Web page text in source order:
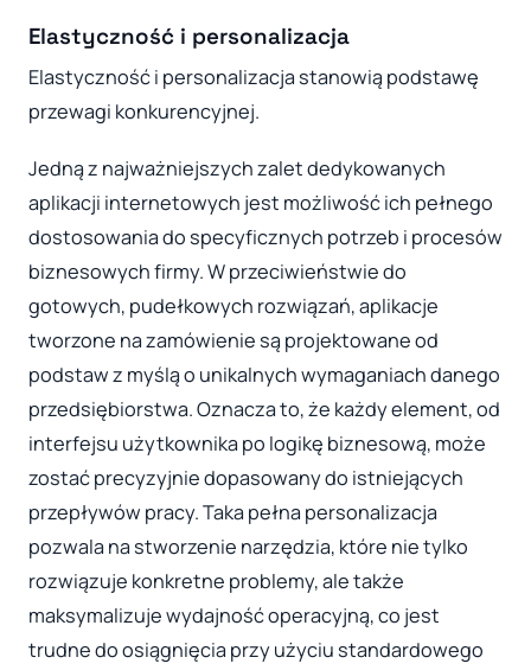
Elastyczność i personalizacja
Elastyczność i personalizacja stanowią podstawę
przewagi konkurencyjnej.
Jedną z najważniejszych zalet dedykowanych
aplikacji internetowych jest możliwość ich pełnego
dostosowania do specyficznych potrzeb i procesów
biznesowych firmy. W przeciwieństwie do
gotowych, pudełkowych rozwiązań, aplikacje
tworzone na zamówienie są projektowane od
podstaw z myślą o unikalnych wymaganiach danego
przedsiębiorstwa. Oznacza to, że każdy element, od
interfejsu użytkownika po logikę biznesową, może
zostać precyzyjnie dopasowany do istniejących
przepływów pracy. Taka pełna personalizacja
pozwala na stworzenie narzędzia, które nie tylko
rozwiązuje konkretne problemy, ale także
maksymalizuje wydajność operacyjną, co jest
trudne do osiągnięcia przy użyciu standardowego